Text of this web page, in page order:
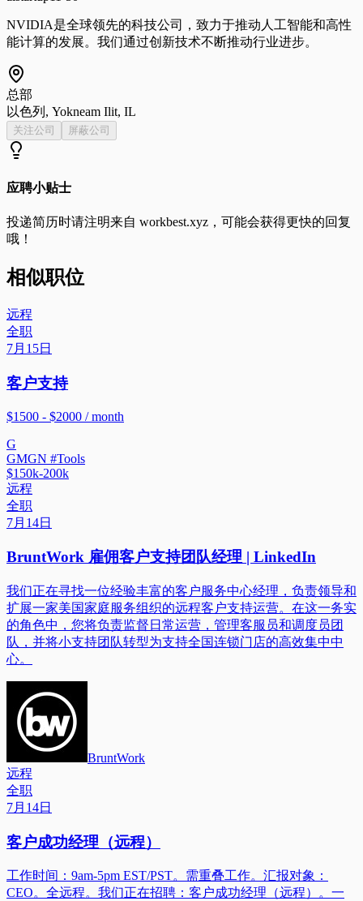
NVIDIA是全球领先的科技公司，致力于推动人工智能和高性
能计算的发展。我们通过创新技术不断推动行业进步。
总部
以色列, Yokneam Ilit, IL
关注公司 屏蔽公司
应聘小贴士
投递简历时请注明来自 workbest.xyz ，可能会获得更快的回复
哦！
相似职位
远程
全职
7月15日
客户支持
$1500 - $2000 / month
G
GMGN #Tools
$150k-200k
远程
全职
7月14日
BruntWork 雇佣客户支持团队经理 | LinkedIn
我们正在寻找一位经验丰富的客户服务中心经理，负责领导和
扩展一家美国家庭服务组织的远程客户支持运营。在这一务实
的角色中，您将负责监督日常运营，管理客服员和调度员团
队，并将小支持团队转型为支持全国连锁门店的高效集中中
心。
BruntWork
远程
全职
7月14日
客户成功经理（远程）
工作时间：9am-5pm EST/PST。需重叠工作。汇报对象：
CEO。全远程。我们正在招聘：客户成功经理（远程）。一